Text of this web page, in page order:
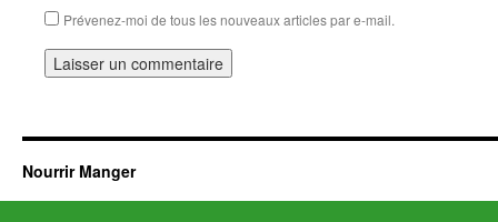
Prévenez-moi de tous les nouveaux articles par e-mail.
Nourrir Manger